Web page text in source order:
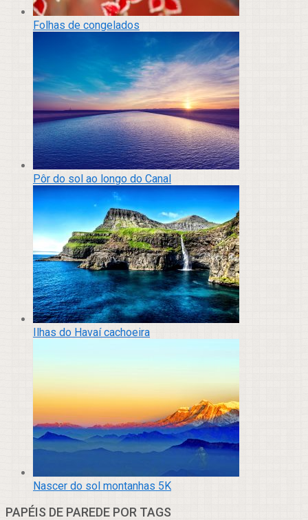
Folhas de congelados
Pôr do sol ao longo do Canal
Ilhas do Havaí cachoeira
Nascer do sol montanhas 5K
PAPÉIS DE PAREDE POR TAGS